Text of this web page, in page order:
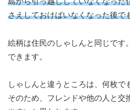
さえしておけばいなくなった後で
絵柄は住民のしゃしんと同じです
できます。
しゃしんと違うところは、何枚で
そのため、フレンドや他の人と交